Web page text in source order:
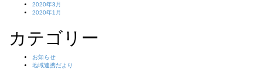
2020年3月
2020年1月
カテゴリー
お知らせ
地域連携だより